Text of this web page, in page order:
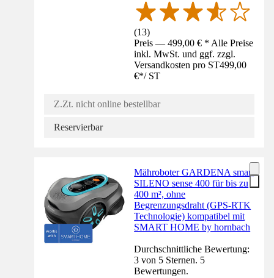
(13)
Preis — 499,00 € * Alle Preise
inkl. MwSt. und ggf. zzgl.
Versandkosten pro ST499,00
€*/ ST
Z.Zt. nicht online bestellbar
Reservierbar
Mähroboter GARDENA smart
SILENO sense 400 für bis zu
400 m², ohne
Begrenzungsdraht (GPS-RTK
Technologie) kompatibel mit
SMART HOME by hornbach
Durchschnittliche Bewertung:
3 von 5 Sternen. 5
Bewertungen.